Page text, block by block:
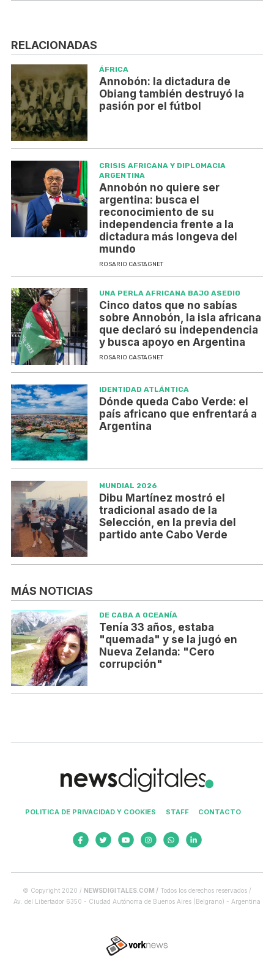
RELACIONADAS
ÁFRICA
Annobón: la dictadura de
Obiang también destruyó la
pasión por el fútbol
CRISIS AFRICANA Y DIPLOMACIA
ARGENTINA
Annobón no quiere ser
argentina: busca el
reconocimiento de su
independencia frente a la
dictadura más longeva del
mundo
ROSARIO CASTAGNET
UNA PERLA AFRICANA BAJO ASEDIO
Cinco datos que no sabías
sobre Annobón, la isla africana
que declaró su independencia
y busca apoyo en Argentina
ROSARIO CASTAGNET
IDENTIDAD ATLÁNTICA
Dónde queda Cabo Verde: el
país africano que enfrentará a
Argentina
MUNDIAL 2026
Dibu Martínez mostró el
tradicional asado de la
Selección, en la previa del
partido ante Cabo Verde
MÁS NOTICIAS
DE CABA A OCEANÍA
Tenía 33 años, estaba
"quemada" y se la jugó en
Nueva Zelanda: "Cero
corrupción"
POLITICA DE PRIVACIDAD Y COOKIES STAFF CONTACTO
© Copyright 2020 / NEWSDIGITALES.COM / Todos los derechos reservados /
Av. del Libertador 6350 - Ciudad Autónoma de Buenos Aires (Belgrano) - Argentina